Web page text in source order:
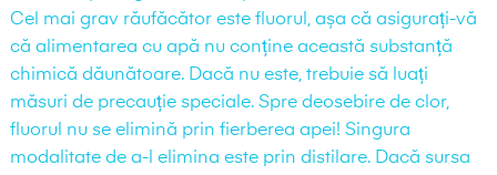
Cel mai grav răufăcător este fluorul, așa că asigurați-vă
că alimentarea cu apă nu conține această substanță
chimică dăunătoare. Dacă nu este, trebuie să luați
măsuri de precauție speciale. Spre deosebire de clor,
fluorul nu se elimină prin fierberea apei! Singura
modalitate de a-l elimina este prin distilare. Dacă sursa